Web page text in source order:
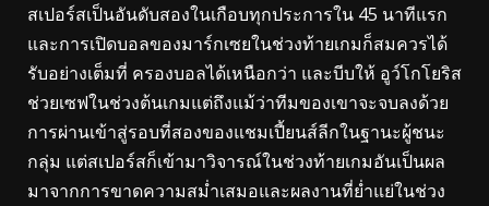
สเปอร์สเป็นอันดับสองในเกือบทุกประการใน 45 นาทีแรก
และการเปิดบอลของมาร์กเซยในช่วงท้ายเกมก็สมควรได้
รับอย่างเต็มที่ ครองบอลได้เหนือกว่า และบีบให้ อูว์โกโยริส
ช่วยเซฟในช่วงต้นเกมแต่ถึงแม้ว่าทีมของเขาจะจบลงด้วย
การผ่านเข้าสู่รอบที่สองของแชมเปี้ยนส์ลีกในฐานะผู้ชนะ
กลุ่ม แต่สเปอร์สก็เข้ามาวิจารณ์ในช่วงท้ายเกมอันเป็นผล
มาจากการขาดความสม่ำเสมอและผลงานที่ย่ำแย่ในช่วง